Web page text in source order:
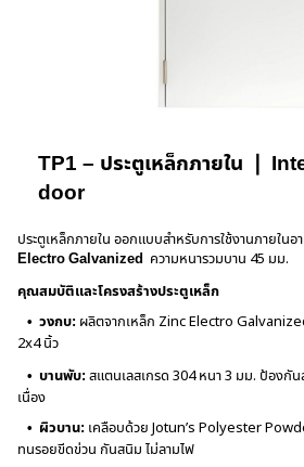
TP1 – ประตูเหล็กภายใน ❘
door
ประตูเหล็กภายใน ออกแบบสำหรับการใช้งานภายในอ
Electro Galvanized ความหนารวมบาน 45 มม.
คุณสมบัติและโครงสร้างประตูเหล็ก
• วงกบ: ผลิตจากเหล็ก Zinc Electro
2x4 นิ้ว
• บานพับ: สแตนเลสเกรด 304 หนา 3 มม. ป้องกั
เนื่อง
• ผิวบาน: เคลือบด้วย Jotun’s Polyester
ทนรอยขีดข่วน กันสนิม ไม่ลามไฟ